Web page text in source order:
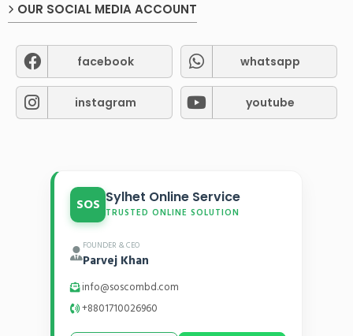
OUR SOCIAL MEDIA ACCOUNT
facebook whatsapp
instagram youtube
SOS Sylhet Online Service
TRUSTED ONLINE SOLUTION
FOUNDER & CEO
Parvej Khan
info@soscombd.com
+8801710026960